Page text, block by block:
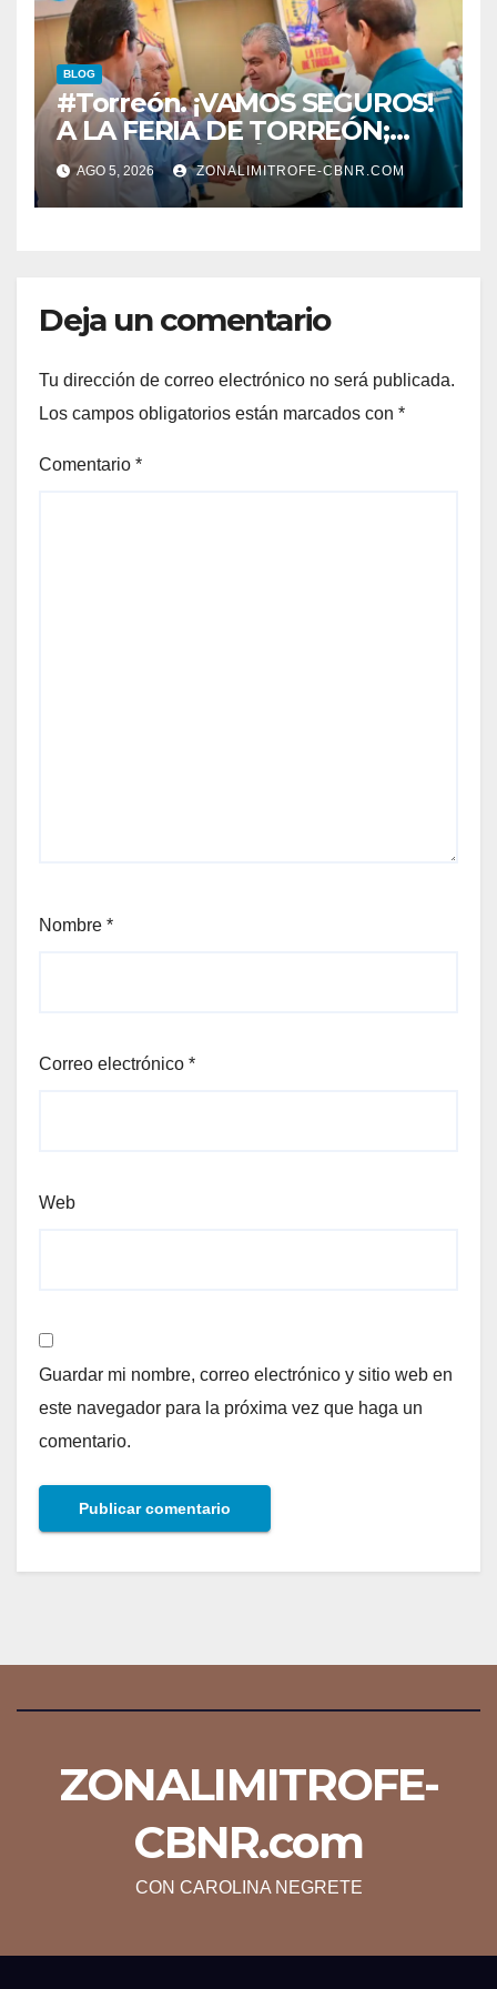
BLOG
#Torreón. ¡VAMOS SEGUROS!
A LA FERIA DE TORREÓN;
ALISTAN EDICIÓN 80
AGO 5, 2026 ZONALIMITROFE-CBNR.COM
Deja un comentario
Tu dirección de correo electrónico no será publicada.
Los campos obligatorios están marcados con *
Comentario *
Nombre *
Correo electrónico *
Web
Guardar mi nombre, correo electrónico y sitio web en
este navegador para la próxima vez que haga un
comentario.
ZONALIMITROFE-
CBNR.com
CON CAROLINA NEGRETE